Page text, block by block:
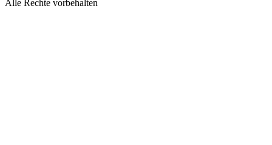
Alle Rechte vorbehalten